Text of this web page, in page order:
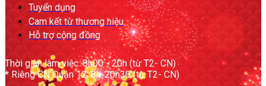
Tuyển dụng
Cam kết từ thương hiệu
Hỗ trợ cộng đồng
Thời gian làm việc: 8h00 - 20h (từ T2- CN)
* Riêng CN Quận 12: 8h-20h30 (từ T2- CN)